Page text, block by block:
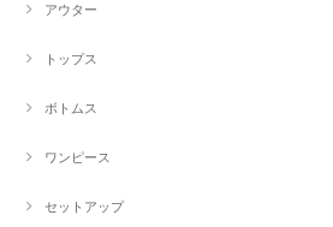
アウター
トップス
ボトムス
ワンピース
セットアップ